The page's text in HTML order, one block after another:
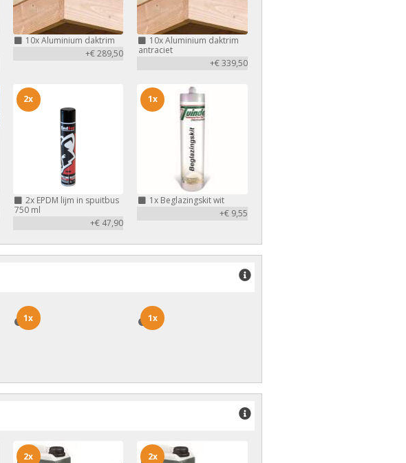
10xAluminium daktrim
+€ 289,50
10xAluminium daktrim
antraciet
+€ 339,50
2xEPDM lijm in spuitbus
750 ml
+€ 47,90
2x
1x Beglazingskit wit
+€ 9,55
1x
1x
1x 1x
1x
2x 2x